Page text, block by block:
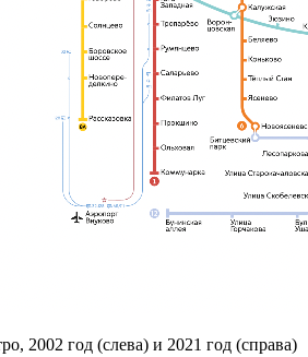
2002 год (слева) и 2021 год (справа)